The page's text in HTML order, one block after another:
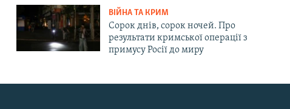
ВІЙНА ТА КРИМ
Сорок днів, сорок ночей. Про
результати кримської операції з
примусу Росії до миру